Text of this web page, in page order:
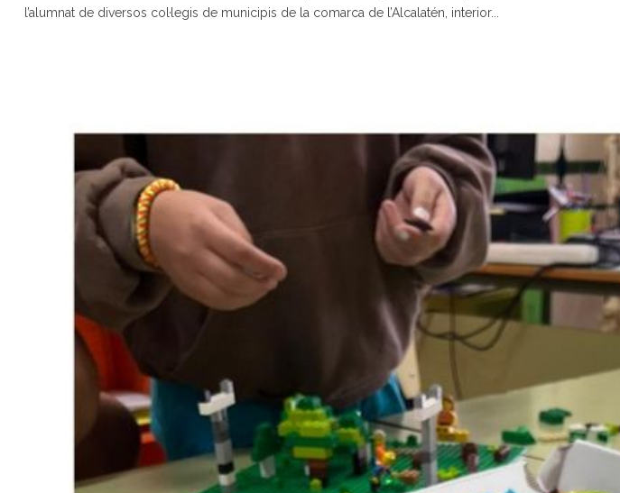
l’alumnat de diversos col·legis de municipis de la comarca de l’Alcalatén, interior...